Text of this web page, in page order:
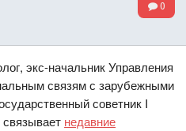
0
экс-начальник Управления
связям с зарубежными
советник I
связывает недавние